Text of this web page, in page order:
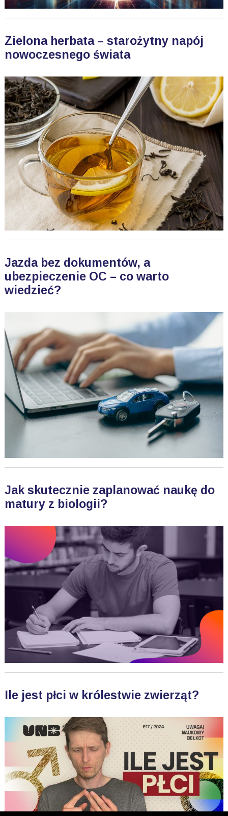
Zielona herbata – starożytny napój
nowoczesnego świata
Jazda bez dokumentów, a
ubezpieczenie OC – co warto
wiedzieć?
Jak skutecznie zaplanować naukę do
matury z biologii?
Ile jest płci w królestwie zwierząt?